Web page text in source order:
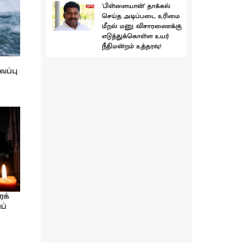
'பிள்ளையான்' தாக்கல்
செய்த அடிப்படை உரிமை
மீறல் மனு: விசாரணைக்கு
எடுத்துக்கொள்ள உயர்
நீதிமன்றம் உத்தரவு!